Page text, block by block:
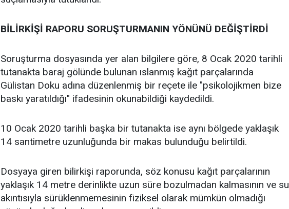
BİLİRKİŞİ RAPORU SORUŞTURMANIN YÖNÜNÜ DEĞİŞTİRDİ
Soruşturma dosyasında yer alan bilgilere göre, 8 Ocak 2020 tarihli
tutanakta baraj gölünde bulunan ıslanmış kağıt parçalarında
Gülistan Doku adına düzenlenmiş bir reçete ile "psikolojikmen bize
baskı yaratıldığı" ifadesinin okunabildiği kaydedildi.
10 Ocak 2020 tarihli başka bir tutanakta ise aynı bölgede yaklaşık
14 santimetre uzunluğunda bir makas bulunduğu belirtildi.
Dosyaya giren bilirkişi raporunda, söz konusu kağıt parçalarının
yaklaşık 14 metre derinlikte uzun süre bozulmadan kalmasının ve su
akıntısıyla sürüklenmemesinin fiziksel olarak mümkün olmadığı